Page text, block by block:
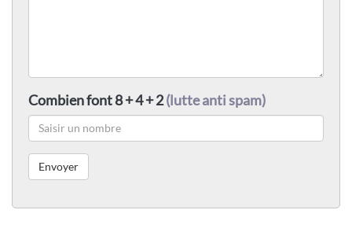
Combien font 8 + 4 + 2(lutte anti spam)